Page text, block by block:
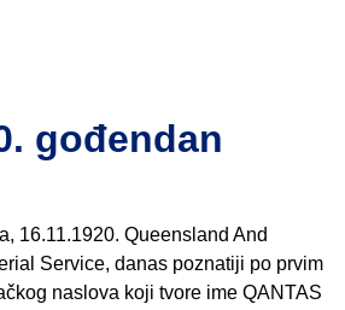
gođendan
16.11.1920. Queensland And
Service, danas poznatiji po prvim
naslova koji tvore ime QANTAS